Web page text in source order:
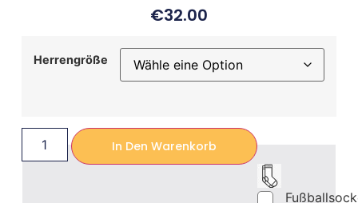
€32.00
Herrengröße
In Den Warenkorb